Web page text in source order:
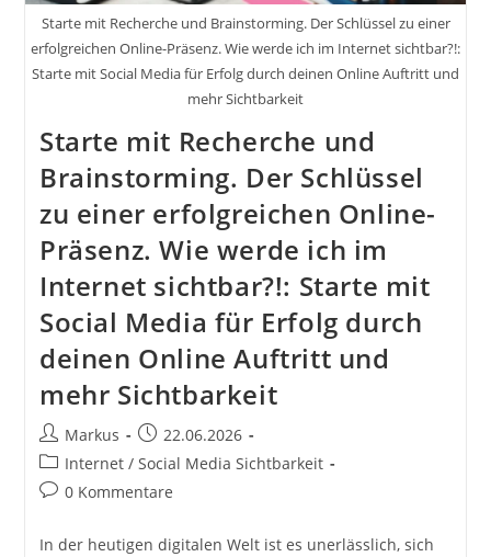
Internet
Sichtbar?!:
Starte
Mit
Social
Erfolg
Durch
Deinen
Online
Auftritt
Und
Mehr
Sichtbarkeit
Starte mit Recherche und Brainstorming. Der Schlüssel zu einer
erfolgreichen Online-Präsenz. Wie werde ich im Internet sichtbar?!:
Starte mit Social Media für Erfolg durch deinen Online Auftritt und
mehr Sichtbarkeit
Starte mit Recherche und
Brainstorming. Der Schlüssel
zu einer erfolgreichen Online-
Präsenz. Wie werde ich im
Internet sichtbar?!: Starte mit
Social Media für Erfolg durch
deinen Online Auftritt und
mehr Sichtbarkeit
Beitrags-
Autor:
Markus
Beitrag
veröffentlicht:
22.06.2026
Beitrags-
Kategorie:
Internet / Social Media Sichtbarkeit
Beitrags-
0 Kommentare
In der heutigen digitalen Welt ist es unerlässlich, sich